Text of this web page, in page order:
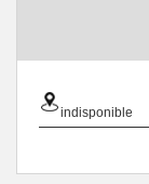
indisponible